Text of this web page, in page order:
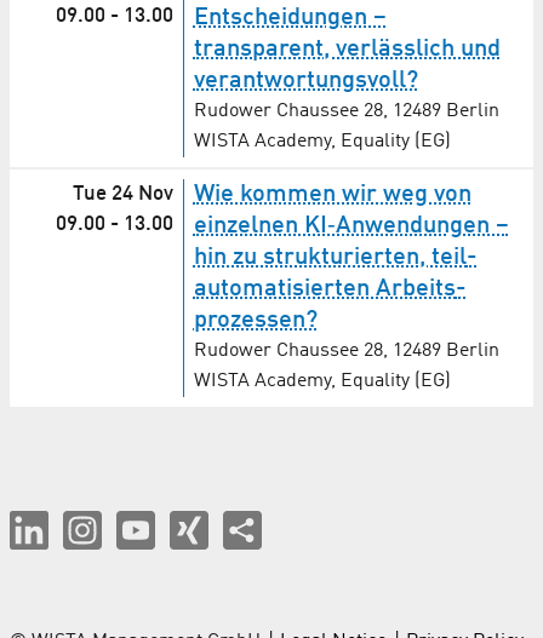
09.00 - 13.00
Entscheidungen –
transparent, verlässlich und
verantwortungsvoll?
Rudower Chaussee 28, 12489 Berlin
WISTA Academy, Equality (EG)
Tue 24 Nov
09.00 - 13.00
Wie kommen wir weg von
einzelnen KI‑Anwendungen –
hin zu strukturierten, teil­
auto­ma­ti­sierten Arbeits­
prozessen?
Rudower Chaussee 28, 12489 Berlin
WISTA Academy, Equality (EG)